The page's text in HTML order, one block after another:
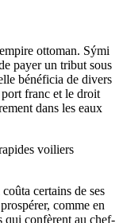
ottoman. Sými
payer un tribut sous
bénéficia de divers
franc et le droit
dans les eaux
voiliers
certains de ses
comme en
qui confèrent au chef-